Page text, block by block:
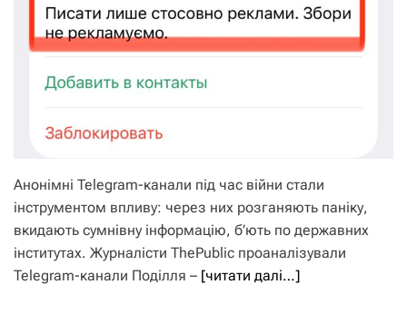
Анонімні Telegram-канали під час війни стали
інструментом впливу: через них розганяють паніку,
вкидають сумнівну інформацію, б’ють по державних
інститутах. Журналісти ThePublic проаналізували
Telegram-канали Поділля – [читати далі…]